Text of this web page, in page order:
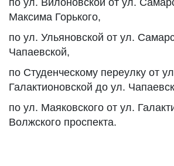
по ул. Вилоновской от ул.
Максима Горького,
по ул. Ульяновской от ул.
Чапаевской,
по Студенческому переулку от
Галактионовской до ул.
по ул. Маяковского от ул.
Волжского проспекта.